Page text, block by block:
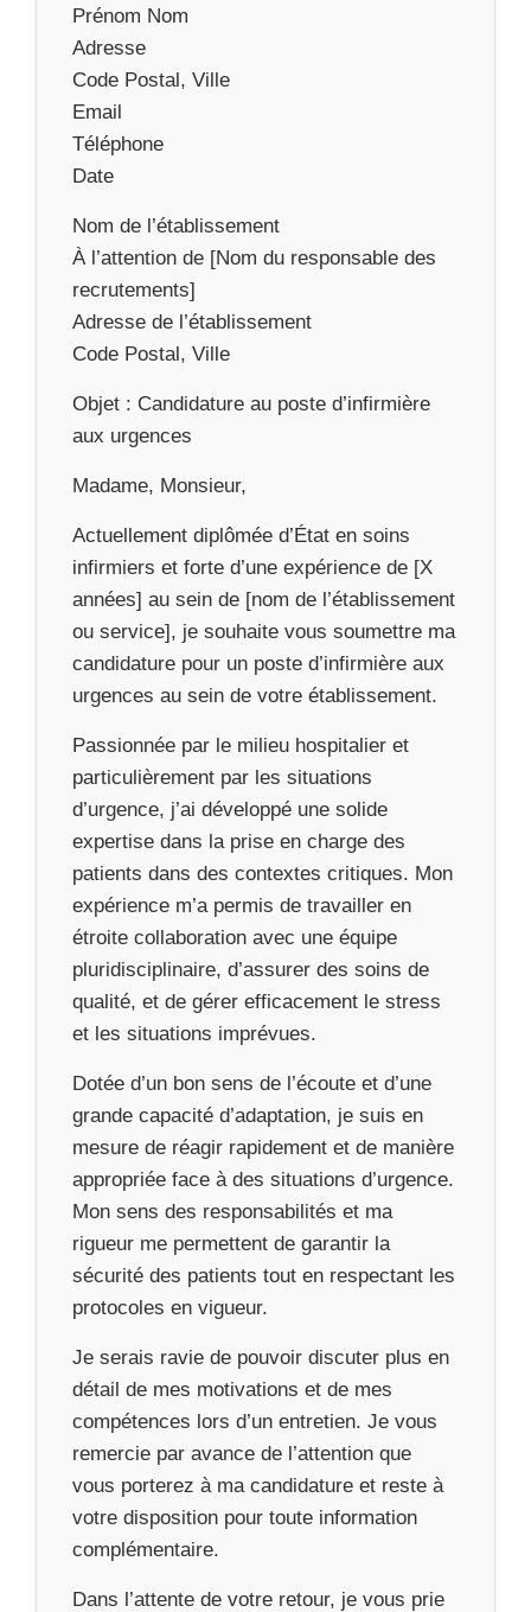
Prénom Nom
Adresse
Code Postal, Ville
Email
Téléphone
Date
Nom de l’établissement
À l’attention de [Nom du responsable des
recrutements]
Adresse de l’établissement
Code Postal, Ville
Objet : Candidature au poste d’infirmière
aux urgences
Madame, Monsieur,
Actuellement diplômée d’État en soins
infirmiers et forte d’une expérience de [X
années] au sein de [nom de l’établissement
ou service], je souhaite vous soumettre ma
candidature pour un poste d’infirmière aux
urgences au sein de votre établissement.
Passionnée par le milieu hospitalier et
particulièrement par les situations
d’urgence, j’ai développé une solide
expertise dans la prise en charge des
patients dans des contextes critiques. Mon
expérience m’a permis de travailler en
étroite collaboration avec une équipe
pluridisciplinaire, d’assurer des soins de
qualité, et de gérer efficacement le stress
et les situations imprévues.
Dotée d’un bon sens de l’écoute et d’une
grande capacité d’adaptation, je suis en
mesure de réagir rapidement et de manière
appropriée face à des situations d’urgence.
Mon sens des responsabilités et ma
rigueur me permettent de garantir la
sécurité des patients tout en respectant les
protocoles en vigueur.
Je serais ravie de pouvoir discuter plus en
détail de mes motivations et de mes
compétences lors d’un entretien. Je vous
remercie par avance de l’attention que
vous porterez à ma candidature et reste à
votre disposition pour toute information
complémentaire.
Dans l’attente de votre retour, je vous prie